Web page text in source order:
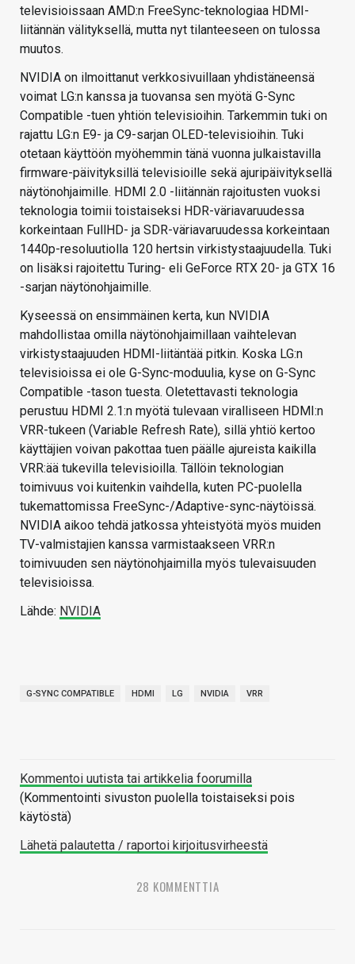
televisioissaan AMD:n FreeSync-teknologiaa HDMI-
liitännän välityksellä, mutta nyt tilanteeseen on tulossa
muutos.
NVIDIA on ilmoittanut verkkosivuillaan yhdistäneensä
voimat LG:n kanssa ja tuovansa sen myötä G-Sync
Compatible -tuen yhtiön televisioihin. Tarkemmin tuki on
rajattu LG:n E9- ja C9-sarjan OLED-televisioihin. Tuki
otetaan käyttöön myöhemmin tänä vuonna julkaistavilla
firmware-päivityksillä televisioille sekä ajuripäivityksellä
näytönohjaimille. HDMI 2.0 -liitännän rajoitusten vuoksi
teknologia toimii toistaiseksi HDR-väriavaruudessa
korkeintaan FullHD- ja SDR-väriavaruudessa korkeintaan
1440p-resoluutiolla 120 hertsin virkistystaajuudella. Tuki
on lisäksi rajoitettu Turing- eli GeForce RTX 20- ja GTX 16
-sarjan näytönohjaimille.
Kyseessä on ensimmäinen kerta, kun NVIDIA
mahdollistaa omilla näytönohjaimillaan vaihtelevan
virkistystaajuuden HDMI-liitäntää pitkin. Koska LG:n
televisioissa ei ole G-Sync-moduulia, kyse on G-Sync
Compatible -tason tuesta. Oletettavasti teknologia
perustuu HDMI 2.1:n myötä tulevaan viralliseen HDMI:n
VRR-tukeen (Variable Refresh Rate), sillä yhtiö kertoo
käyttäjien voivan pakottaa tuen päälle ajureista kaikilla
VRR:ää tukevilla televisioilla. Tällöin teknologian
toimivuus voi kuitenkin vaihdella, kuten PC-puolella
tukemattomissa FreeSync-/Adaptive-sync-näytöissä.
NVIDIA aikoo tehdä jatkossa yhteistyötä myös muiden
TV-valmistajien kanssa varmistaakseen VRR:n
toimivuuden sen näytönohjaimilla myös tulevaisuuden
televisioissa.
Lähde: NVIDIA
G-SYNC COMPATIBLE HDMI LG NVIDIA VRR
Kommentoi uutista tai artikkelia foorumilla
(Kommentointi sivuston puolella toistaiseksi pois
käytöstä)
Lähetä palautetta / raportoi kirjoitusvirheestä
28 KOMMENTTIA